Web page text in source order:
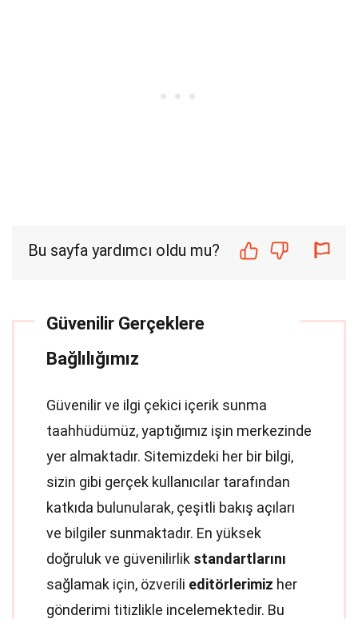
Bu sayfa yardımcı oldu mu?
Güvenilir Gerçeklere
Bağlılığımız
Güvenilir ve ilgi çekici içerik sunma
taahhüdümüz, yaptığımız işin merkezinde
yer almaktadır. Sitemizdeki her bir bilgi,
sizin gibi gerçek kullanıcılar tarafından
katkıda bulunularak, çeşitli bakış açıları
ve bilgiler sunmaktadır. En yüksek
doğruluk ve güvenilirlik standartlarını
sağlamak için, özverili editörlerimiz her
gönderimi titizlikle incelemektedir. Bu